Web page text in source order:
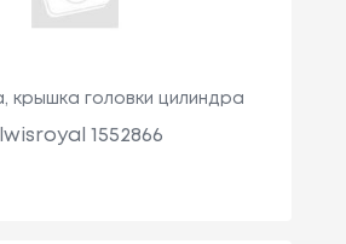
крышка головки цилиндра
1552866